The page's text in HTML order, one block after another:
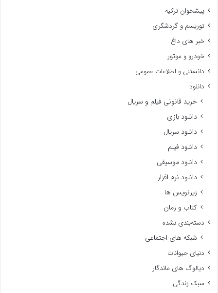
پیشخوان ترکیه
توریسم و گردشگری
خبر های داغ
خودرو و موتور
دانستنی و اطلاعات عمومی
دانلود
خرید قانونی فیلم و سریال
دانلود بازی
دانلود سریال
دانلود فیلم
دانلود موسیقی
دانلود نرم افزار
زیرنویس ها
کتاب و رمان
دسته‌بندی نشده
شبکه های اجتماعی
دنیای حیوانات
دیالوگ های ماندگار
سبک زندگی